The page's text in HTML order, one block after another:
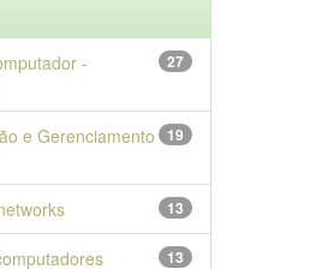
27
-
19
e Gerenciamento
13
13